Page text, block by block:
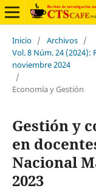
Inicio / Archivos /
Vol. 8 Núm. 24 (2024):
noviembre 2024
/
Economía y Gestión
Gestión y
en
Nacional
2023